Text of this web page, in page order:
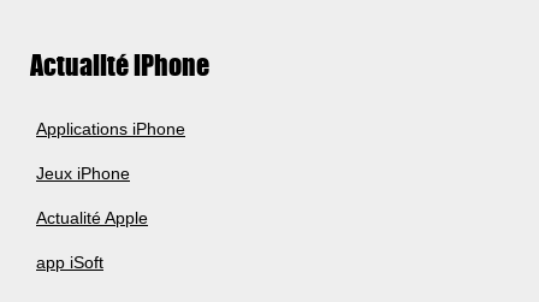
Actualité iPhone
Applications iPhone
Jeux iPhone
Actualité Apple
app iSoft